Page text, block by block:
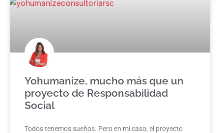
Yohumanize, mucho más que un
proyecto de Responsabilidad
Social
Todos tenemos sueños. Pero en mi caso, el proyecto